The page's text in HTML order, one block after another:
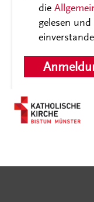
die
gelesen und erkäre mich mit diesen